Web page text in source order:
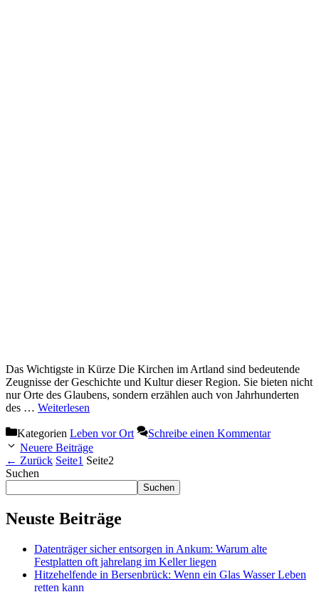
Das Wichtigste in Kürze Die Kirchen im Artland sind bedeutende
Zeugnisse der Geschichte und Kultur dieser Region. Sie bieten nicht
nur Orte des Glaubens, sondern erzählen auch von Jahrhunderten
des … Weiterlesen
Kategorien Leben vor Ort
Schreibe einen Kommentar
Neuere Beiträge
← Zurück Seite1 Seite2
Suchen
Suchen
Neuste Beiträge
Datenträger sicher entsorgen in Ankum: Warum alte
Festplatten oft jahrelang im Keller liegen
Hitzehelfende in Bersenbrück: Wenn ein Glas Wasser Leben
retten kann